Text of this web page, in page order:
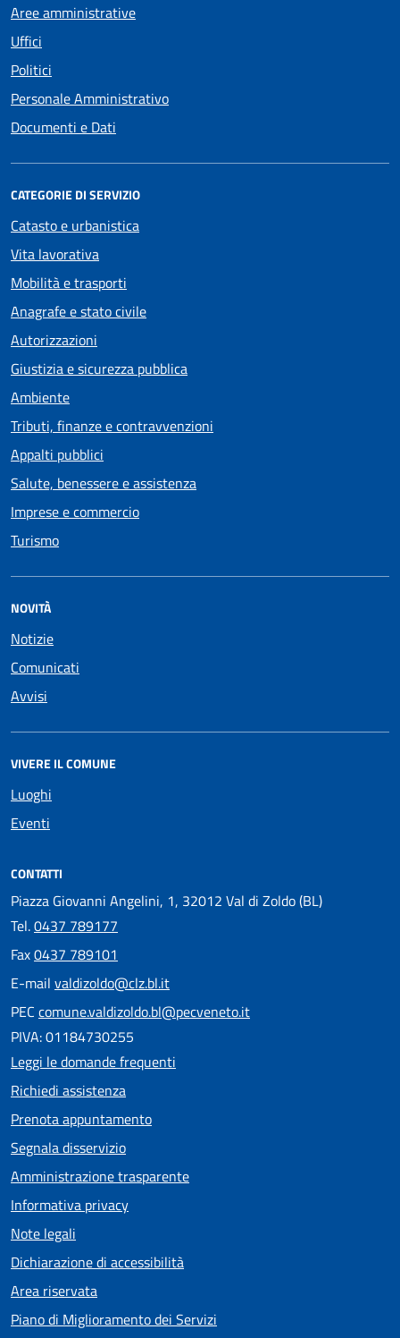
Aree amministrative
Uffici
Politici
Personale Amministrativo
Documenti e Dati
CATEGORIE DI SERVIZIO
Catasto e urbanistica
Vita lavorativa
Mobilità e trasporti
Anagrafe e stato civile
Autorizzazioni
Giustizia e sicurezza pubblica
Ambiente
Tributi, finanze e contravvenzioni
Appalti pubblici
Salute, benessere e assistenza
Imprese e commercio
Turismo
NOVITÀ
Notizie
Comunicati
Avvisi
VIVERE IL COMUNE
Luoghi
Eventi
CONTATTI
Piazza Giovanni Angelini, 1, 32012 Val di Zoldo (BL)
Tel.0437 789177
Fax0437 789101
E-mail valdizoldo@clz.bl.it
PEC comune.valdizoldo.bl@pecveneto.it
PIVA: 01184730255
Leggi le domande frequenti
Richiedi assistenza
Prenota appuntamento
Segnala disservizio
Amministrazione trasparente
Informativa privacy
Note legali
Dichiarazione di accessibilità
Area riservata
Piano di Miglioramento dei Servizi